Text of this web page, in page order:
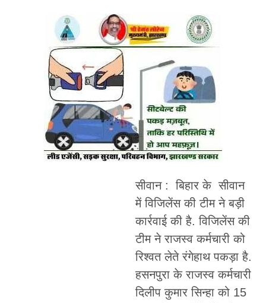
सीवान : बिहार के सीवान
में विजिलेंस की टीम ने बड़ी
कार्रवाई की है. विजिलेंस की
टीम ने राजस्व कर्मचारी को
रिश्वत लेते रंगेहाथ पकड़ा है.
हसनपुरा के राजस्व कर्मचारी
दिलीप कुमार सिन्हा को 15